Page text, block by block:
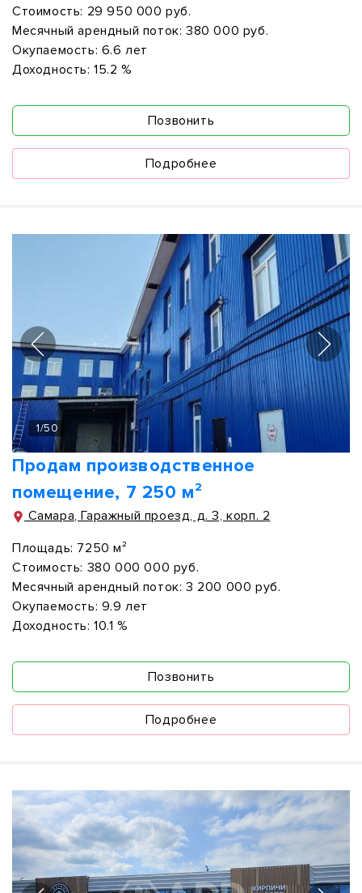
Стоимость: 29 950 000 руб.
Месячный арендный поток: 380 000 руб.
Окупаемость: 6.6 лет
Доходность: 15.2 %
Позвонить
Подробнее
1/50
Продам производственное
помещение, 7 250 м²
Самара, Гаражный проезд, д. 3, корп. 2
Площадь: 7250 м²
Стоимость: 380 000 000 руб.
Месячный арендный поток: 3 200 000 руб.
Окупаемость: 9.9 лет
Доходность: 10.1 %
Позвонить
Подробнее